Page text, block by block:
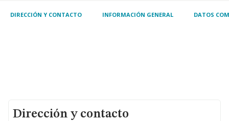
DIRECCIÓN Y CONTACTO INFORMACIÓN GENERAL DATOS
Dirección y contacto